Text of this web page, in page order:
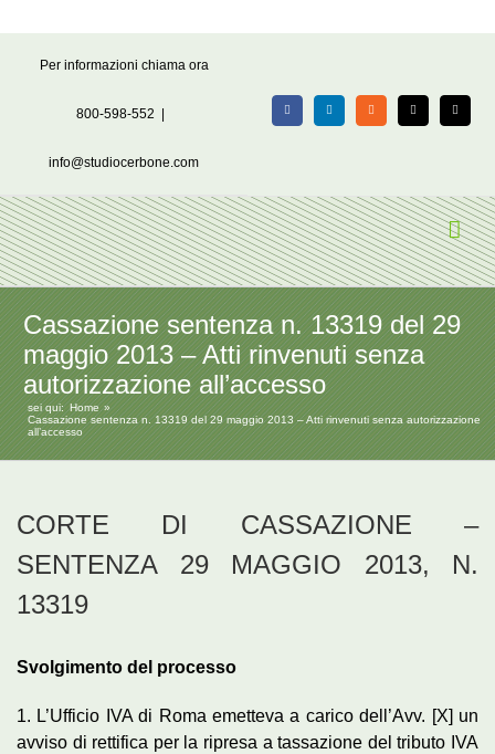
Per informazioni chiama ora
800-598-552
info@studiocerbone.com
FacebookLinkedIn Rss X Email
Cassazione sentenza n. 13319 del 29
maggio 2013 – Atti rinvenuti senza
autorizzazione all’accesso
sei qui:
Home
Cassazione sentenza n. 13319 del 29 maggio 2013 – Atti rinvenuti senza autorizzazione
all’accesso
CORTE DI CASSAZIONE –
SENTENZA 29 MAGGIO 2013, N.
13319
Svolgimento del processo
1. L’Ufficio IVA di Roma emetteva a carico dell’Avv. [X] un
avviso di rettifica per la ripresa a tassazione del tributo IVA